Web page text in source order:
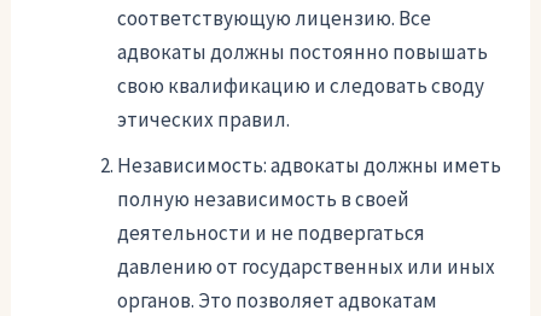
соответствующую лицензию. Все
адвокаты должны постоянно повышать
свою квалификацию и следовать своду
этических правил.
Независимость: адвокаты должны иметь
полную независимость в своей
деятельности и не подвергаться
давлению от государственных или иных
органов. Это позволяет адвокатам